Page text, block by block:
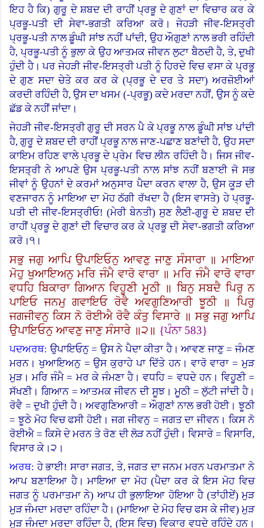
ਇਹ ਹੈ ਕਿ) ਗੁਰੂ ਦੇ ਸ਼ਬਦ ਦੀ ਰਾਹੀਂ ਪ੍ਰਭੂ ਦੇ ਗੁਣਾਂ ਦਾ ਵਿਚਾਰ ਕਰ ਕੇ
ਪ੍ਰਭੂ-ਪਤੀ ਦੀ ਸੇਵਾ-ਭਗਤੀ ਕਰਿਆ ਕਰੋ। ਜੇਹੜੀ ਜੀਵ-ਇਸਤ੍ਰੀ
ਪ੍ਰਭੂ-ਪਤੀ ਨਾਲ ਡੂੰਘੀ ਸਾਂਝ ਨਹੀਂ ਪਾਂਦੀ, ਉਹ ਔਗੁਣਾਂ ਨਾਲ ਭਰੀ ਰਹਿੰਦੀ
ਹੈ,ਪ੍ਰਭੂ-ਪਤੀ ਨੂੰ ਭੁਲਾ ਕੇ ਉਹ ਆਤਮਕ ਜੀਵਨ ਲੁਟਾ ਬੈਠਦੀ ਹੈ, ਤੇ, ਦੁਖੀ
ਹੁੰਦੀ ਹੈ। ਪਰ ਜੇਹੜੀ ਜੀਵ-ਇਸਤ੍ਰੀ ਪਤੀ ਨੂੰ ਹਿਰਦੇ ਵਿਚ ਵਸਾ ਕੇ ਪ੍ਰਭੂ
ਦੇ ਗੁਣ ਸਦਾ ਚੇਤੇ ਕਰ ਕਰ ਕੇ (ਪ੍ਰਭੂ ਦੇ ਦਰ ਤੇ ਸਦਾ) ਅਰਜ਼ੋਈਆਂ
ਕਰਦੀ ਰਹਿੰਦੀ ਹੈ, ਉਸ ਦਾ ਖਸਮ (-ਪ੍ਰਭੂ) ਕਦੇ ਮਰਦਾ ਨਹੀਂ,ਉਸ ਨੂੰ ਕਦੇ
ਛੱਡ ਕੇ ਨਹੀਂ ਜਾਂਦਾ।
ਜੇਹੜੀ ਜੀਵ-ਇਸਤ੍ਰੀ ਗੁਰੂ ਦੀ ਸਰਨ ਪੈ ਕੇ ਪ੍ਰਭੂ ਨਾਲ ਡੂੰਘੀ ਸਾਂਝ ਪਾਂਦੀ
ਹੈ, ਗੁਰੂ ਦੇ ਸ਼ਬਦ ਦੀ ਰਾਹੀਂ ਪ੍ਰਭੂ ਨਾਲ ਜਾਣ-ਪਛਾਣ ਬਣਾਂਦੀ ਹੈ, ਉਹ ਸਦਾ
ਕਾਇਮ ਰਹਿਣ ਵਾਲੇ ਪ੍ਰਭੂ ਦੇ ਪ੍ਰੇਮ ਵਿਚ ਲੀਨ ਰਹਿੰਦੀ ਹੈ। ਜਿਸ ਜੀਵ-
ਇਸਤ੍ਰੀ ਨੇ ਆਪਣੇ ਉਸ ਪ੍ਰਭੂ-ਪਤੀ ਨਾਲ ਸਾਂਝ ਨਹੀਂ ਬਣਾਈ ਜੋ ਸਭ
ਜੀਵਾਂ ਨੂੰ ਉਹਨਾਂ ਦੇ ਕਰਮਾਂ ਅਨੁਸਾਰ ਪੈਦਾ ਕਰਨ ਵਾਲਾ ਹੈ, ਉਸ ਕੂੜ ਦੀ
ਵਣਜਾਰਨ ਨੂੰ ਮਾਇਆ ਦਾ ਮੋਹ ਠੱਗੀ ਰੱਖਦਾ ਹੈ (ਇਸ ਵਾਸਤੇ) ਹੇ ਪ੍ਰਭੂ-
ਪਤੀ ਦੀ ਜੀਵ-ਇਸਤ੍ਰੀਓ! (ਮੇਰੀ ਬੇਨਤੀ) ਸੁਣ ਲੈਣੀ-ਗੁਰੂ ਦੇ ਸ਼ਬਦ ਦੀ
ਰਾਹੀਂ ਪ੍ਰਭੂ ਦੇ ਗੁਣਾਂ ਦੀ ਵਿਚਾਰ ਕਰ ਕੇ ਪ੍ਰਭੂ ਦੀ ਸੇਵਾ-ਭਗਤੀ ਕਰਿਆ
ਕਰੋ।੧।
ਸਭੁ ਜਗੁ ਆਪਿ ਉਪਾਇਓਨੁ ਆਵਣੁ ਜਾਣੁ ਸੰਸਾਰਾ ॥ ਮਾਇਆ
ਮੋਹੁ ਖੁਆਇਅਨੁ ਮਰਿ ਜੰਮੈ ਵਾਰੋ ਵਾਰਾ ॥ ਮਰਿ ਜੰਮੈ ਵਾਰੋ ਵਾਰਾ
ਵਧਹਿ ਬਿਕਾਰਾ ਗਿਆਨ ਵਿਹੂਣੀ ਮੂਠੀ ॥ ਬਿਨੁ ਸਬਦੈ ਪਿਰੁ ਨ
ਪਾਇਓ ਜਨਮੁ ਗਵਾਇਓ ਰੋਵੈ ਅਵਗੁਣਿਆਰੀ ਝੂਠੀ ॥ ਪਿਰੁ
ਜਗਜੀਵਨੁ ਕਿਸ ਨੋ ਰੋਈਐ ਰੋਵੈ ਕੰਤੁ ਵਿਸਾਰੇ ॥ ਸਭੁ ਜਗੁ ਆਪਿ
ਉਪਾਇਓਨੁ ਆਵਣੁ ਜਾਣੁ ਸੰਸਾਰੇ ॥੨॥ {ਪੰਨਾ 583}
ਪਦਅਰਥ: ਉਪਾਇਓਨੁ = ਉਸ ਨੇ ਪੈਦਾ ਕੀਤਾ ਹੈ। ਆਵਣ ਜਾਣੁ = ਜੰਮਣ
ਮਰਨ। ਖੁਆਇਅਨੁ = ਉਸ ਕੁਰਾਹੇ ਪਾ ਦਿੱਤੇ ਹਨ। ਵਾਰੋ ਵਾਰਾ = ਮੁੜ
ਮੁੜ। ਮਰਿ ਜੰਮੈ = ਮਰ ਕੇ ਜੰਮਣਾ ਹੈ। ਵਧਹਿ = ਵਧਦੇ ਹਨ। ਵਿਹੂਣੀ =
ਸੱਖਣੀ। ਗਿਆਨ = ਆਤਮਕ ਜੀਵਨ ਦੀ ਸੂਝ।ਮੂਠੀ = ਲੁੱਟੀ ਜਾਂਦੀ ਹੈ।
ਰੋਵੈ = ਦੁਖੀ ਹੁੰਦੀ ਹੈ। ਅਵਗੁਣਿਆਰੀ = ਔਗੁਣਾਂ ਨਾਲ ਭਰੀ ਹੋਈ। ਝੂਠੀ
= ਝੂਠੇ ਮੋਹ ਵਿਚ ਫਸੀ ਹੋਈ।ਜਗ ਜੀਵਨੁ = ਜਗਤ ਦਾ ਜੀਵਨ। ਕਿਸ ਨੋ
ਰੋਈਐ = ਕਿਸੇ ਦੇ ਮਰਨ ਤੇ ਰੋਣ ਦੀ ਲੋੜ ਨਹੀਂ ਹੁੰਦੀ। ਵਿਸਾਰੇ = ਵਿਸਾਰਿ,
ਵਿਸਾਰ ਕੇ।੨।
ਅਰਥ: ਹੇ ਭਾਈ! ਸਾਰਾ ਜਗਤ, ਤੇ, ਜਗਤ ਦਾ ਜਨਮ ਮਰਨ ਪਰਮਾਤਮਾ ਨੇ
ਆਪ ਬਣਾਇਆ ਹੈ। ਮਾਇਆ ਦਾ ਮੋਹ (ਪੈਦਾ ਕਰ ਕੇ ਇਸ ਮੋਹ ਵਿਚ
ਜਗਤ ਨੂੰ ਪਰਮਾਤਮਾ ਨੇ) ਆਪ ਹੀ ਭੁਲਾਇਆ ਹੋਇਆ ਹੈ (ਤਾਂਹੀਏਂ) ਮੁੜ
ਮੁੜ ਜੰਮਦਾ ਮਰਦਾ ਰਹਿੰਦਾ ਹੈ। (ਮਾਇਆ ਦੇ ਮੋਹ ਵਿਚ ਫਸ ਕੇ ਜੀਵ) ਮੁੜ
ਮੁੜ ਜੰਮਦਾ ਮਰਦਾ ਰਹਿੰਦਾ ਹੈ, (ਇਸ ਵਿਚ) ਵਿਕਾਰ ਵਧਦੇ ਰਹਿੰਦੇ ਹਨ।